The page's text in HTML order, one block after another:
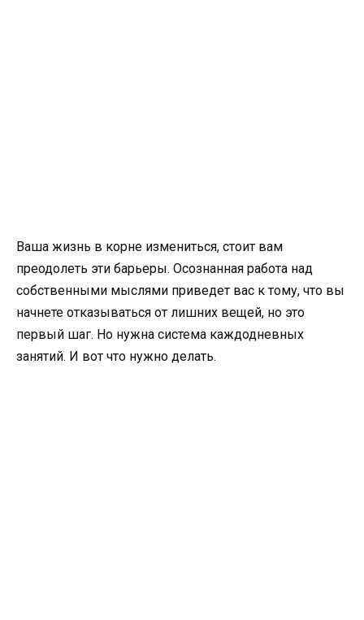
Ваша жизнь в корне измениться, стоит вам
преодолеть эти барьеры. Осознанная работа над
собственными мыслями приведет вас к тому, что вы
начнете отказываться от лишних вещей, но это
первый шаг. Но нужна система каждодневных
занятий. И вот что нужно делать.